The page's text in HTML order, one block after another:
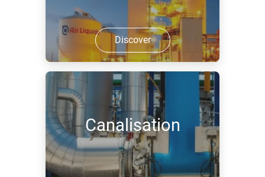
Discover
Canalisation